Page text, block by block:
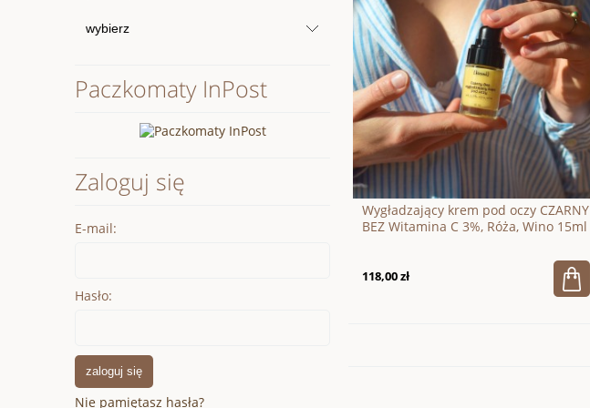
Paczkomaty InPost
Zaloguj się
E-mail:
Hasło:
zaloguj się
Nie pamiętasz hasła?
Wygładzający krem pod oczy CZARNY
BEZ Witamina C 3%, Róża, Wino 15ml
118,00 zł